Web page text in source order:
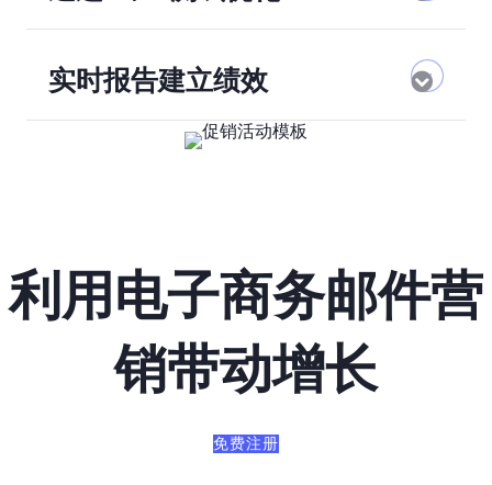
实时报告建立绩效
利用电子商务邮件营
销带动增长
免费注册